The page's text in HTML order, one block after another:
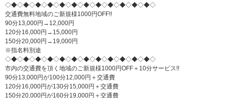
◇◆◇◆◇◆◇◆◇◆◇◆◇◆◇◆◇◆◇◆◇◆◇◆◇
交通費無料地域のご新規様1000円OFF!!
90分13,000円→12,000円
120分16,000円→15,000円
150分20,000円→19,000円
※指名料別途
◇◆◇◆◇◆◇◆◇◆◇◆◇◆◇◆◇◆◇◆◇◆◇◆◇
市内の交通費を頂く地域のご新規様1000円OFF＋10分サービス!!
90分13,000円が100分12,000円＋交通費
120分16,000円が130分15,000円＋交通費
150分20,000円が160分19,000円＋交通費